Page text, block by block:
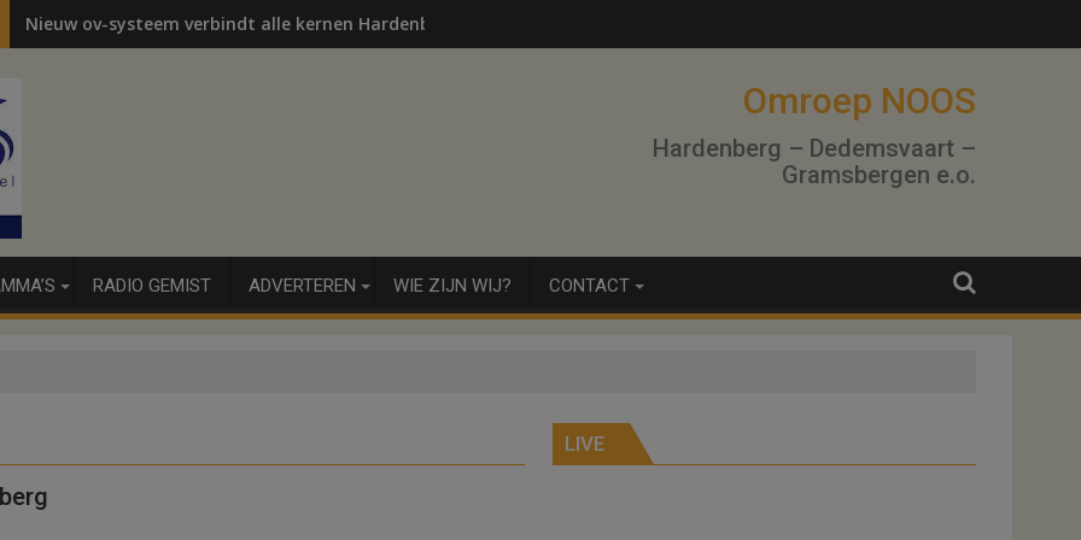
Nieuw ov-systeem verbindt alle kernen Hardenberg
Omroep NOOS
Hardenberg – Dedemsvaart –
Gramsbergen e.o.
RADIO GEMIST ADVERTEREN WIE ZIJN WIJ? CONTACT
LIVE